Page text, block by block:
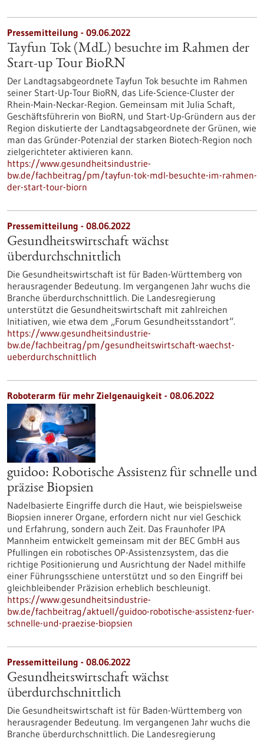
Pressemitteilung - 09.06.2022
Tayfun Tok (MdL) besuchte im Rahmen der
Start-up Tour BioRN
Der Landtagsabgeordnete Tayfun Tok besuchte im Rahmen
seiner Start-Up-Tour BioRN, das Life-Science-Cluster der
Rhein-Main-Neckar-Region. Gemeinsam mit Julia Schaft,
Geschäftsführerin von BioRN, und Start-Up-Gründern aus der
Region diskutierte der Landtagsabgeordnete der Grünen, wie
man das Gründer-Potenzial der starken Biotech-Region noch
zielgerichteter aktivieren kann.
https://www.gesundheitsindustrie-
bw.de/fachbeitrag/pm/tayfun-tok-mdl-besuchte-im-rahmen-
der-start-tour-biorn
Pressemitteilung - 08.06.2022
Gesundheitswirtschaft wächst
überdurchschnittlich
Die Gesundheitswirtschaft ist für Baden-Württemberg von
herausragender Bedeutung. Im vergangenen Jahr wuchs die
Branche überdurchschnittlich. Die Landesregierung
unterstützt die Gesundheitswirtschaft mit zahlreichen
Initiativen, wie etwa dem „Forum Gesundheitsstandort“.
https://www.gesundheitsindustrie-
bw.de/fachbeitrag/pm/gesundheitswirtschaft-waechst-
ueberdurchschnittlich
Roboterarm für mehr Zielgenauigkeit - 08.06.2022
guidoo: Robotische Assistenz für schnelle und
präzise Biopsien
Nadelbasierte Eingriffe durch die Haut, wie beispielsweise
Biopsien innerer Organe, erfordern nicht nur viel Geschick
und Erfahrung, sondern auch Zeit. Das Fraunhofer IPA
Mannheim entwickelt gemeinsam mit der BEC GmbH aus
Pfullingen ein robotisches OP-Assistenzsystem, das die
richtige Positionierung und Ausrichtung der Nadel mithilfe
einer Führungsschiene unterstützt und so den Eingriff bei
gleichbleibender Präzision erheblich beschleunigt.
https://www.gesundheitsindustrie-
bw.de/fachbeitrag/aktuell/guidoo-robotische-assistenz-fuer-
schnelle-und-praezise-biopsien
Pressemitteilung - 08.06.2022
Gesundheitswirtschaft wächst
überdurchschnittlich
Die Gesundheitswirtschaft ist für Baden-Württemberg von
herausragender Bedeutung. Im vergangenen Jahr wuchs die
Branche überdurchschnittlich. Die Landesregierung